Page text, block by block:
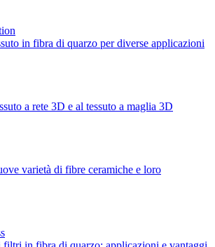
in fibra di quarzo per diverse applicazioni
a rete 3D e al tessuto a maglia 3D
varietà di fibre ceramiche e loro